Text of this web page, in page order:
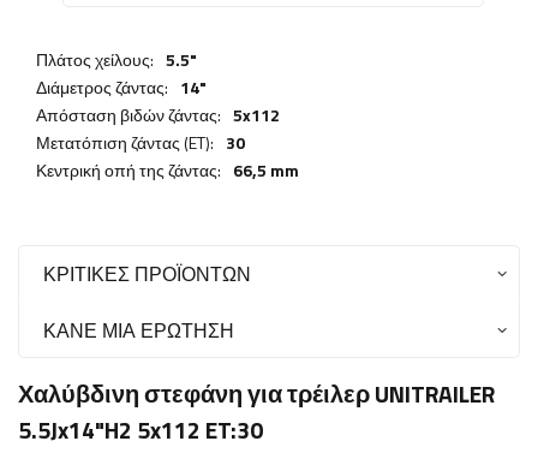
Πλάτος χείλους: 5.5"
Διάμετρος ζάντας: 14"
Απόσταση βιδών ζάντας: 5x112
Μετατόπιση ζάντας (ET): 30
Κεντρική οπή της ζάντας: 66,5 mm
ΚΡΙΤΙΚΈΣ ΠΡΟΪΌΝΤΩΝ
ΚΆΝΕ ΜΙΑ ΕΡΏΤΗΣΗ
Χαλύβδινη στεφάνη για τρέιλερ UNITRAILER
5.5Jx14"H2 5x112 ET:30